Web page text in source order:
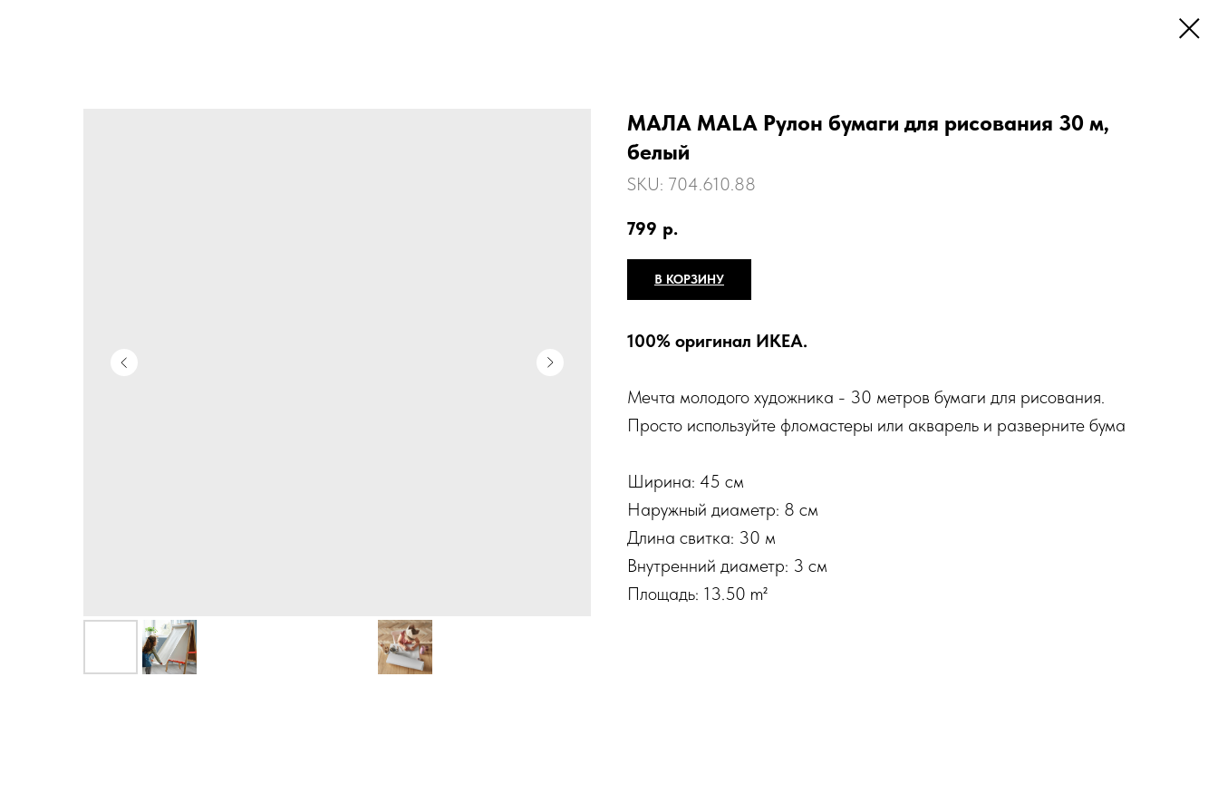
МАЛА MALA Рулон бумаги для рисования 30 м,
белый
SKU: 704.610.88
799 р.
В КОРЗИНУ
100% оригинал ИКЕА.
Мечта молодого художника - 30 метров бумаги для рисования.
Просто используйте фломастеры или акварель и разверните бума
Ширина: 45 см
Наружный диаметр: 8 см
Длина свитка: 30 м
Внутренний диаметр: 3 см
Площадь: 13.50 m²